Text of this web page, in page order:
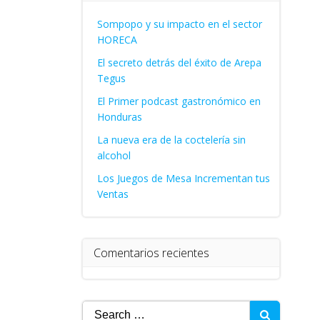
Sompopo y su impacto en el sector
HORECA
El secreto detrás del éxito de Arepa
Tegus
El Primer podcast gastronómico en
Honduras
La nueva era de la coctelería sin
alcohol
Los Juegos de Mesa Incrementan tus
Ventas
Comentarios recientes
Search